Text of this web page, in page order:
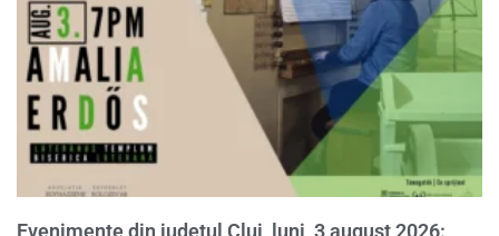
Evenimente din județul Cluj, luni, 3 august 2026: